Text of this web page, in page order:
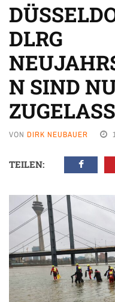
DLRG
N SIND
VON DIRK NEUBAUER
TEILEN: